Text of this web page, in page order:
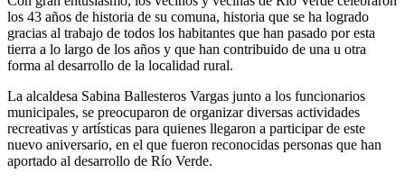
los 43 años de historia de su comuna, historia que se ha logrado
gracias al trabajo de todos los habitantes que han pasado por esta
tierra a lo largo de los años y que han contribuido de una u otra
forma al desarrollo de la localidad rural.
La alcaldesa Sabina Ballesteros Vargas junto a los funcionarios
municipales, se preocuparon de organizar diversas actividades
recreativas y artísticas para quienes llegaron a participar de este
nuevo aniversario, en el que fueron reconocidas personas que han
aportado al desarrollo de Río Verde.